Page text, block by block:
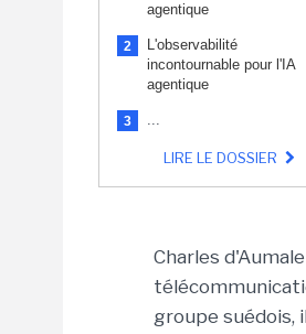
agentique
2
L'observabilité
incontournable pour l'IA
agentique
3 ...
LIRE LE DOSSIER
Charles
groupe suédois,